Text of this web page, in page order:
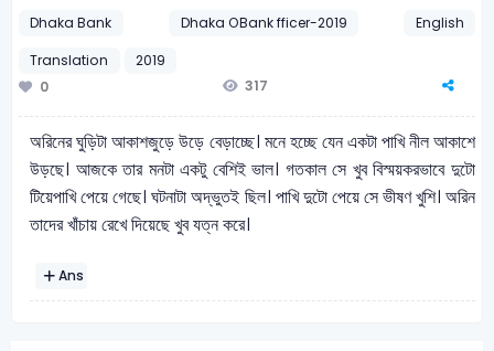
Dhaka Bank Dhaka OBank fficer-2019
English
Translation
2019
0
317
অরিনের ঘুড়িটা আকাশজুড়ে উড়ে বেড়াচ্ছে। মনে হচ্ছে যেন একটা পাখি নীল আকাশে
উড়ছে। আজকে তার মনটা একটু বেশিই ভাল। গতকাল সে খুব বিস্ময়করভাবে দুটো
টিয়েপাখি পেয়ে গেছে। ঘটনাটা অদ্ভুতই ছিল। পাখি দুটো পেয়ে সে ভীষণ খুশি। অরিন
তাদের খাঁচায় রেখে দিয়েছে খুব যত্ন করে।
Ans